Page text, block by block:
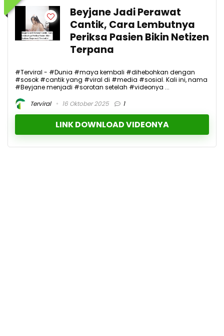
Beyjane Jadi Perawat
Cantik, Cara Lembutnya
Periksa Pasien Bikin Netizen
Terpana
#Terviral - #Dunia #maya kembali #dihebohkan dengan
#sosok #cantik yang #viral di #media #sosial. Kali ini, nama
#Beyjane menjadi #sorotan setelah #videonya ...
Terviral
16 Oktober 2025 1
LINK DOWNLOAD VIDEONYA